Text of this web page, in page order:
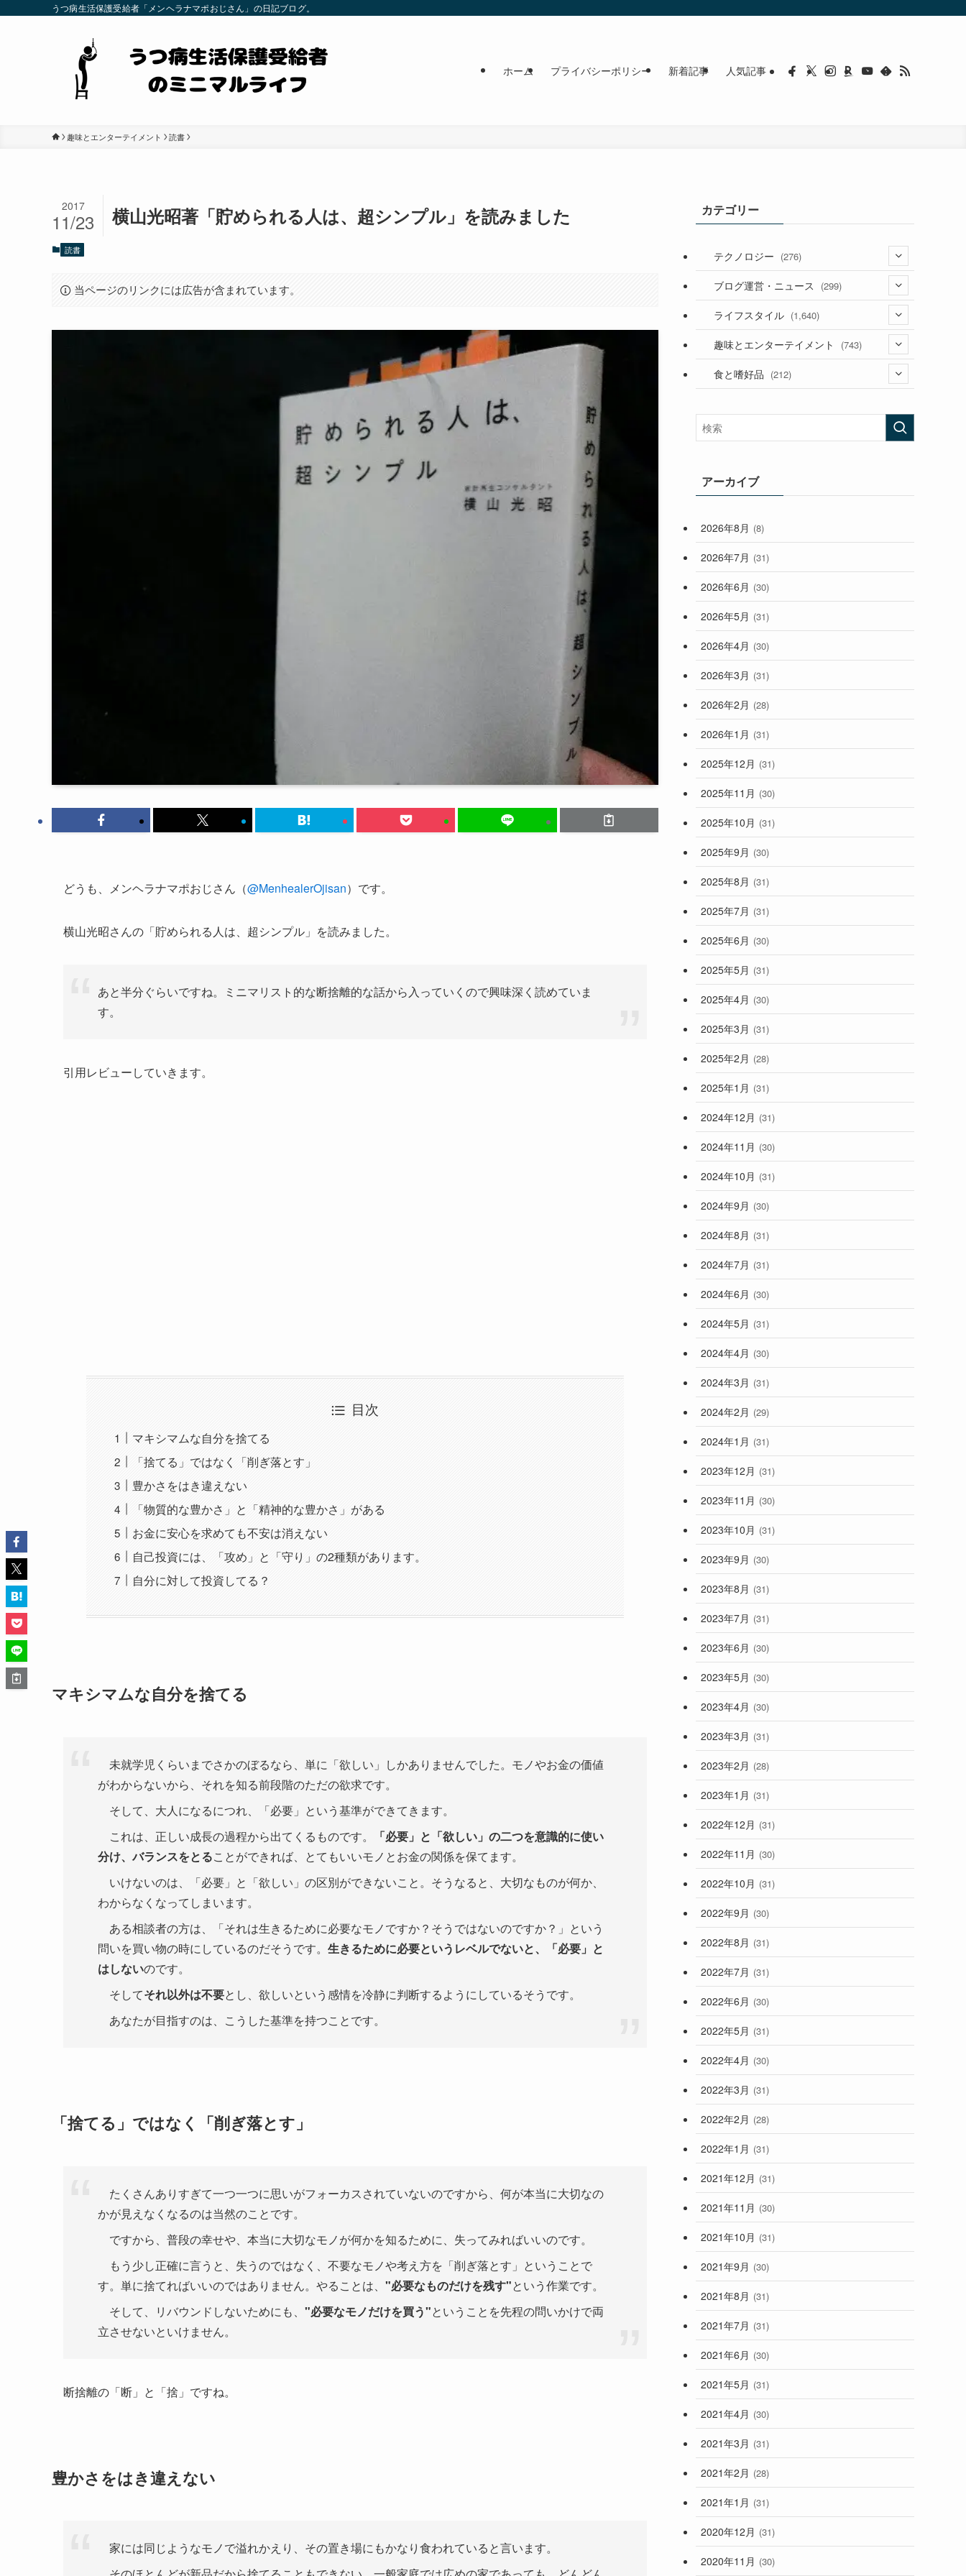
うつ病生活保護受給者「メンヘラナマポおじさん」の日記ブログ。
ホーム プライバシーポリシー 新着記事 人気記事
趣味とエンターテイメント 読書
横山光昭著「貯められる人は、超シンプル」を読みました
2017
11/23
読書
当ページのリンクには広告が含まれています。
どうも、メンヘラナマポおじさん（@MenhealerOjisan）です。
横山光昭さんの「貯められる人は、超シンプル」を読みました。
あと半分ぐらいですね。ミニマリスト的な断捨離的な話から入っていくので興味深く読めていま
す。
引用レビューしていきます。
目次
マキシマムな自分を捨てる
「捨てる」ではなく「削ぎ落とす」
豊かさをはき違えない
「物質的な豊かさ」と「精神的な豊かさ」がある
お金に安心を求めても不安は消えない
自己投資には、「攻め」と「守り」の2種類があります。
自分に対して投資してる？
マキシマムな自分を捨てる
未就学児くらいまでさかのぼるなら、単に「欲しい」しかありませんでした。モノやお金の価値
がわからないから、それを知る前段階のただの欲求です。
そして、大人になるにつれ、「必要」という基準ができてきます。
これは、正しい成長の過程から出てくるものです。
「必要」と「欲しい」の二つを意識的に使い
分け、バランスをとることができれば、とてもいいモノとお金の関係を保てます。
いけないのは、「必要」と「欲しい」の区別ができないこと。そうなると、大切なものが何か、
わからなくなってしまいます。
ある相談者の方は、「それは生きるために必要なモノですか？そうではないのですか？」という
問いを買い物の時にしているのだそうです。 生きるために必要というレベルでないと、「必要」と
はしないのです。
そしてそれ以外は不要とし、欲しいという感情を冷静に判断するようにしているそうです。
あなたが目指すのは、こうした基準を持つことです。
「捨てる」ではなく「削ぎ落とす」
たくさんありすぎて一つ一つに思いがフォーカスされていないのですから、何が本当に大切なの
かが見えなくなるのは当然のことです。
ですから、普段の幸せや、本当に大切なモノが何かを知るために、失ってみればいいのです。
もう少し正確に言うと、失うのではなく、不要なモノや考え方を「削ぎ落とす」ということで
す。単に捨てればいいのではありません。やることは、 "必要なものだけを残す"という作業です。
そして、リバウンドしないためにも、 "必要なモノだけを買う"ということを先程の問いかけで両
立させないといけません。
断捨離の「断」と「捨」ですね。
豊かさをはき違えない
家には同じようなモノで溢れかえり、その置き場にもかなり食われていると言います。
カテゴリー
テクノロジー (276)
(36)
(187)
(53)
ブログ運営・ニュース (299)
(118)
(181)
ライフスタイル (1,640)
(395)
(282)
(33)
(248)
趣味とエンターテイメント (743)
(56)
(473)
食と嗜好品 (212)
アーカイブ
2026年8月 (8)
2026年7月 (31)
2026年6月 (30)
2026年5月 (31)
2026年4月 (30)
2026年3月 (31)
2026年2月 (28)
2026年1月 (31)
2025年12月 (31)
2025年11月 (30)
2025年10月 (31)
2025年9月 (30)
2025年8月 (31)
2025年7月 (31)
2025年6月 (30)
2025年5月 (31)
2025年4月 (30)
2025年3月 (31)
2025年2月 (28)
2025年1月 (31)
2024年12月 (31)
2024年11月 (30)
2024年10月 (31)
2024年9月 (30)
2024年8月 (31)
2024年7月 (31)
2024年6月 (30)
2024年5月 (31)
2024年4月 (30)
2024年3月 (31)
2024年2月 (29)
2024年1月 (31)
2023年12月 (31)
2023年11月 (30)
2023年10月 (31)
2023年9月 (30)
2023年8月 (31)
2023年7月 (31)
2023年6月 (30)
2023年5月 (30)
2023年4月 (30)
2023年3月 (31)
2023年2月 (28)
2023年1月 (31)
2022年12月 (31)
2022年11月 (30)
2022年10月 (31)
2022年9月 (30)
2022年8月 (31)
2022年7月 (31)
2022年6月 (30)
2022年5月 (31)
2022年4月 (30)
2022年3月 (31)
2022年2月 (28)
2022年1月 (31)
2021年12月 (31)
2021年11月 (30)
2021年10月 (31)
2021年9月 (30)
2021年8月 (31)
2021年7月 (31)
2021年6月 (30)
2021年5月 (31)
2021年4月 (30)
2021年3月 (31)
2021年2月 (28)
2021年1月 (31)
2020年12月 (31)
2020年11月 (30)